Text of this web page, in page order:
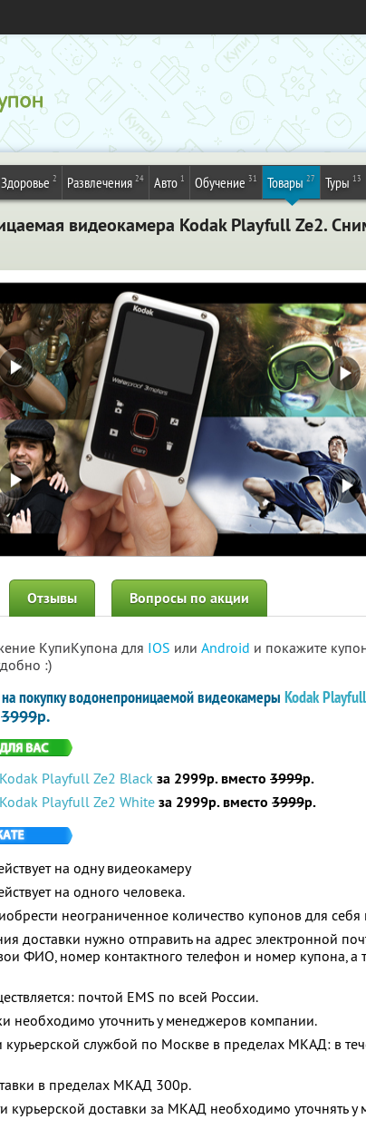
Здоровье 2 Развлечения 24 Авто 1 Обучение 31 Товары 27 Туры 13
видеокамера Kodak Playfull Ze2.
Отзывы Вопросы по акции
КупиКупона для IOS или Android и покажите
:)
покупку водонепроницаемой видеокамеры Kodak
3999р.
Kodak Playfull Ze2 Black за 2999р. вместо 3999р.
Kodak Playfull Ze2 White за 2999р. вместо 3999р.
на одну видеокамеру
на одного человека.
неограниченное количество купонов для
доставки нужно отправить на адрес электронной
ФИО, номер контактного телефон и номер купона, а
почтой EMS по всей России.
необходимо уточнить у менеджеров компании.
курьерской службой по Москве в пределах МКАД: в
в пределах МКАД 300р.
курьерской доставки за МКАД необходимо уточнять у